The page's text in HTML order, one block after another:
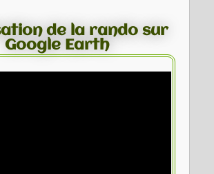
de la rando sur
Google Earth